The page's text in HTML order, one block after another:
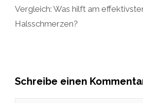
Vergleich: Was hilft am
Halsschmerzen?
Schreibe einen